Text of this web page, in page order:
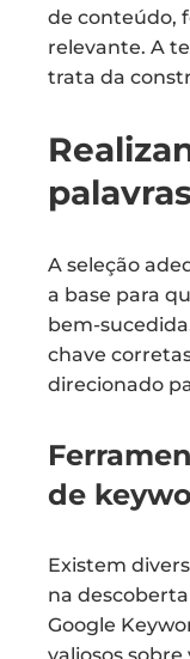
de conteúdo,
relevante. A
trata da
A seleção
a base para
bem-
chave
direcionado
de
Existem
na
Google